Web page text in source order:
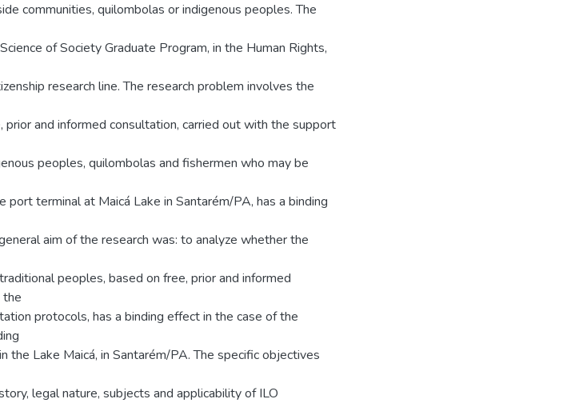
communities, quilombolas or indigenous peoples. The
of Society Graduate Program, in the Human Rights,
research line. The research problem involves the
prior and informed consultation, carried out with the support
peoples, quilombolas and fishermen who may be
port terminal at Maicá Lake in Santarém/PA, has a binding
aim of the research was: to analyze whether the
peoples, based on free, prior and informed
the
protocols, has a binding effect in the case of the
the Lake Maicá, in Santarém/PA. The specific objectives
legal nature, subjects and applicability of ILO